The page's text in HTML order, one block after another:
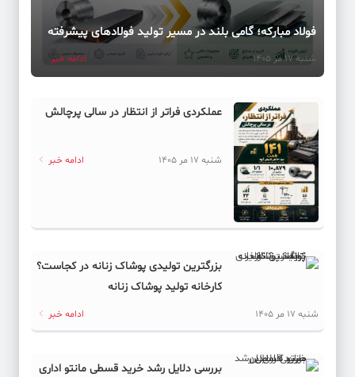
فولاد مبارکه؛ گامی بلند در مسیر تولید فولادهای پیشرفته
شنبه 17 مر 1405 ادامه خبر
عملکردی فراتر از انتظار در سالی پرچالش
شنبه 17 مر 1405 ادامه خبر
بزرگترین تولیدی پوشاک زنانه در کجاست؟
کارخانه تولید پوشاک زنانه
شنبه 17 مر 1405 ادامه خبر
بررسی دلایل رشد خرید قسطی مانتو اداری